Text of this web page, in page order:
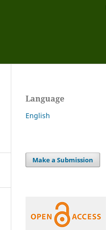
Language
English
Make a Submission